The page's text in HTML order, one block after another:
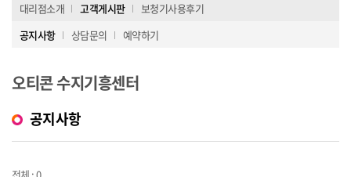
대리점소개
고객게시판
보청기사용후기
공지사항
상담문의 예약하기
오티콘 수지기흥센터
공지사항